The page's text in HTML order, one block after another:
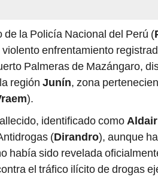
de la Policía Nacional del Perú (
enfrentamiento
Palmeras de Mazángaro,
región Junín, zona
).
identificado como
(Dirandro), aunque
había sido revelada
el tráfico ilícito de drogas